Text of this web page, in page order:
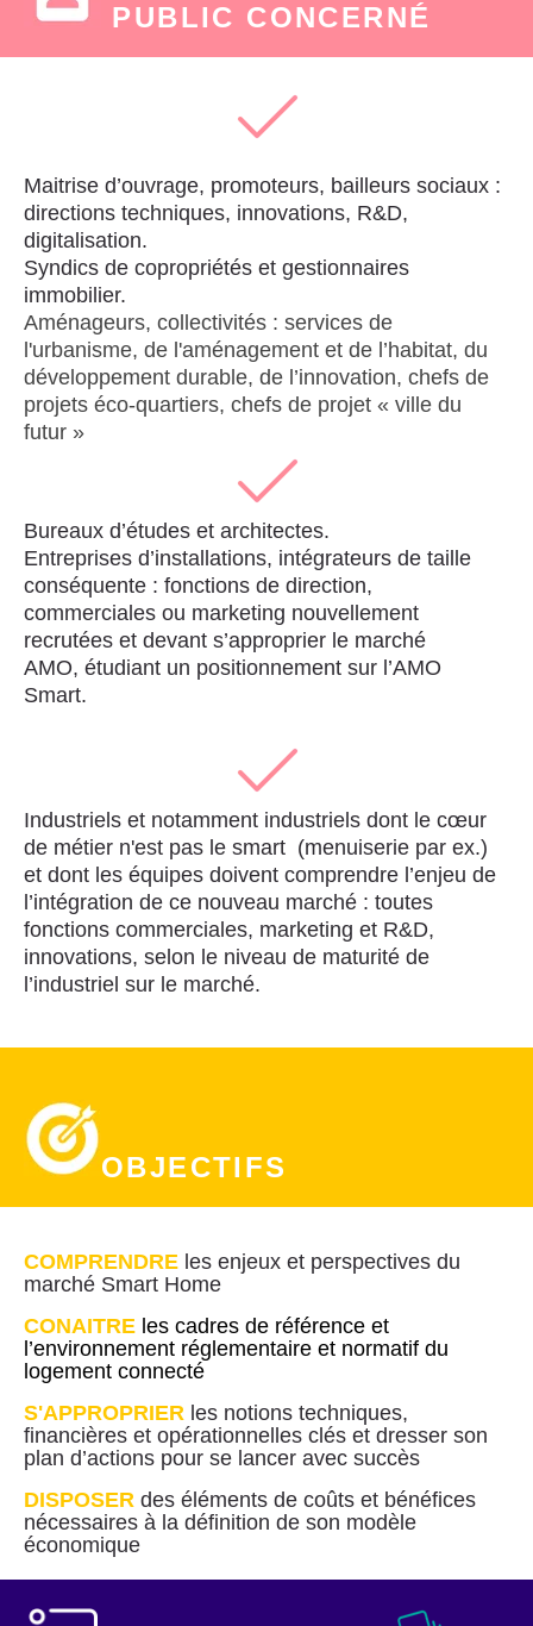
PUBLIC CONCERNÉ
Maitrise d’ouvrage, promoteurs, bailleurs sociaux :
directions techniques, innovations, R&D,
digitalisation.
Syndics de copropriétés et gestionnaires
immobilier.
Aménageurs, collectivités : services de
l'urbanisme, de l'aménagement et de l’habitat, du
développement durable, de l’innovation, chefs de
projets éco-quartiers, chefs de projet « ville du
futur »
Bureaux d’études et architectes.
Entreprises d’installations, intégrateurs de taille
conséquente : fonctions de direction,
commerciales ou marketing nouvellement
recrutées et devant s’approprier le marché
AMO, étudiant un positionnement sur l’AMO
Smart.
Industriels et notamment industriels dont le cœur
de métier n'est pas le smart (menuiserie par ex.)
et dont les équipes doivent comprendre l’enjeu de
l’intégration de ce nouveau marché : toutes
fonctions commerciales, marketing et R&D,
innovations, selon le niveau de maturité de
l’industriel sur le marché.
OBJECTIFS
COMPRENDRE les enjeux et perspectives du
marché Smart Home
CONAITRE les cadres de référence et
l’environnement réglementaire et normatif du
logement connecté
S'APPROPRIER les notions techniques,
financières et opérationnelles clés et dresser son
plan d’actions pour se lancer avec succès
DISPOSER des éléments de coûts et bénéfices
nécessaires à la définition de son modèle
économique